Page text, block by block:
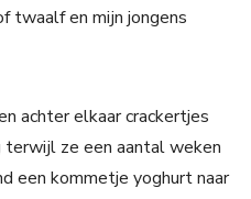
twaalf en mijn jongens
achter elkaar crackertjes
ze een aantal weken
een kommetje yoghurt naar